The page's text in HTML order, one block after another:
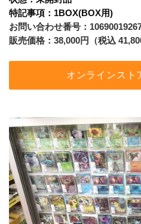
﻿特記事項：1BOX(BOX用)
お問い合わせ番号：
販売価格：38,000円（税込
オンラインスト